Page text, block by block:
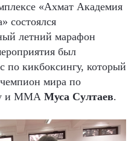
«Ахмат Академия
состоялся
летний марафон
был
по кикбоксингу, который
мира по
и ММА Муса Султаев.